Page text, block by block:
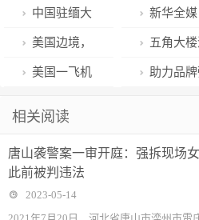
国约5%年轻人
处于社会孤立
状态
挂在10楼外
防盗窗上
到3楼后安
中国驻缅大
使馆：解救多
名中国公民
新华全媒
+｜“未来健
长啥样？
美国边境，
“形势完全失
五角大
密文件披
击，曾向
美国一飞机
亡……
助力品
相关阅读
唐山袭警案一审开庭：强拆现场
此前被判违法
2023-05-14